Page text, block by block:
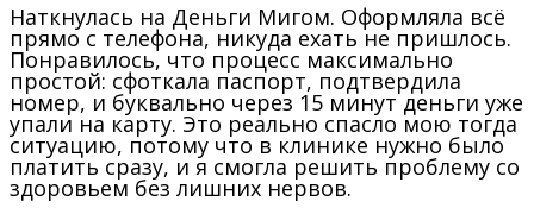
Наткнулась на Деньги Мигом. Оформляла всё
прямо с телефона, никуда ехать не пришлось.
Понравилось, что процесс максимально
простой: сфоткала паспорт, подтвердила
номер, и буквально через 15 минут деньги уже
упали на карту. Это реально спасло мою тогда
ситуацию, потому что в клинике нужно было
платить сразу, и я смогла решить проблему со
здоровьем без лишних нервов.